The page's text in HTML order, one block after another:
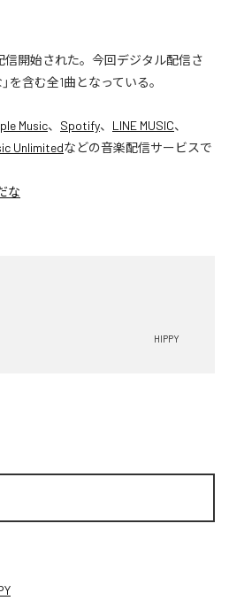
信開始された。今回デジタル配信さ
を含む全1曲となっている。
Music、 Spotify、 LINE MUSIC、
Unlimitedなどの音楽配信サービスで
な
HIPPY